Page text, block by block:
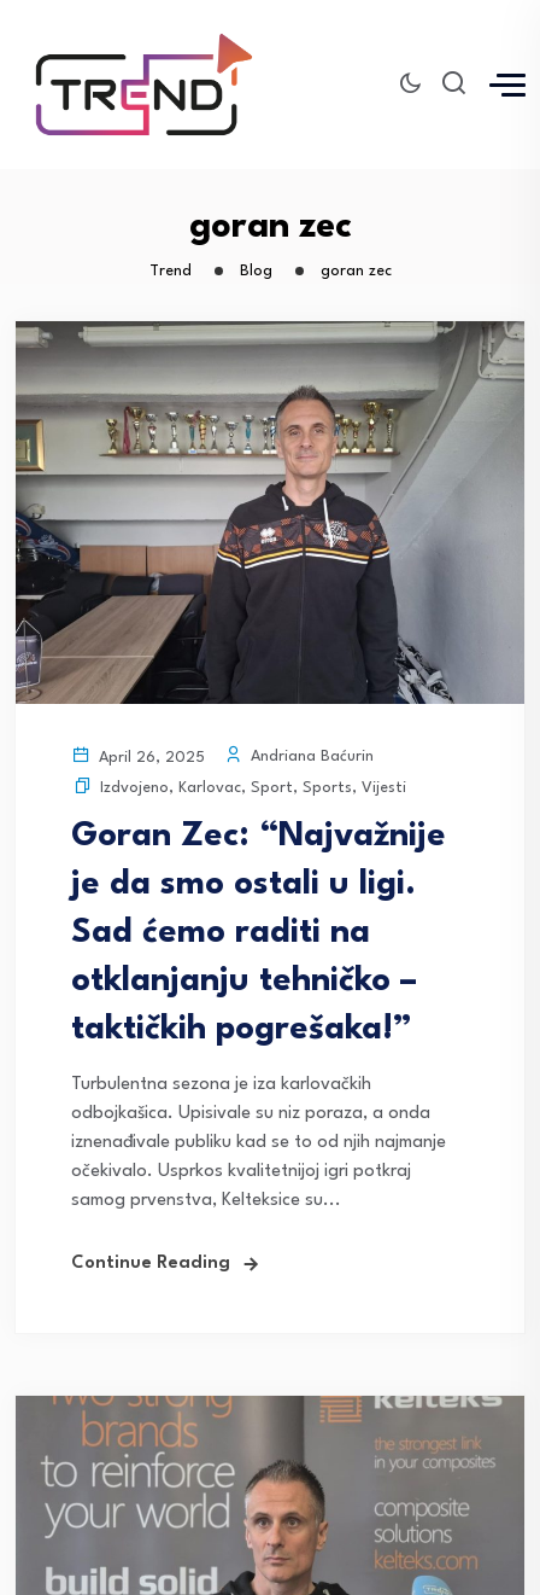
goran zec
Trend Blog goran zec
April 26, 2025
Andriana Baćurin
Izdvojeno, Karlovac, Sport, Sports, Vijesti
Goran Zec: “Najvažnije
je da smo ostali u ligi.
Sad ćemo raditi na
otklanjanju tehničko –
taktičkih pogrešaka!”
Turbulentna sezona je iza karlovačkih
odbojkašica. Upisivale su niz poraza, a onda
iznenađivale publiku kad se to od njih najmanje
očekivalo. Usprkos kvalitetnijoj igri potkraj
samog prvenstva, Kelteksice su...
Continue Reading